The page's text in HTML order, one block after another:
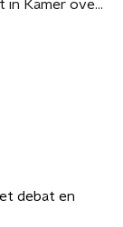
LAKS reageert op debat in Kamer over nieuw curriculum
debat en